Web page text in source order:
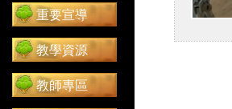
重要宣導
教學資源
教師專區